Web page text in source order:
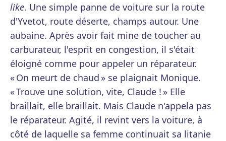
like. Une simple panne de voiture sur la route
d'Yvetot, route déserte, champs autour. Une
aubaine. Après avoir fait mine de toucher au
carburateur, l'esprit en congestion, il s'était
éloigné comme pour appeler un réparateur.
« On meurt de chaud » se plaignait Monique.
« Trouve une solution, vite, Claude ! » Elle
braillait, elle braillait. Mais Claude n'appela pas
le réparateur. Agité, il revint vers la voiture, à
côté de laquelle sa femme continuait sa litanie